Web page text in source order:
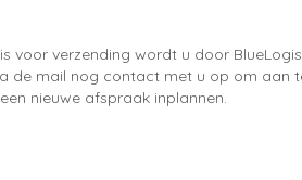
voor verzending wordt u door
de mail nog contact met u op om aan
nieuwe afspraak inplannen.